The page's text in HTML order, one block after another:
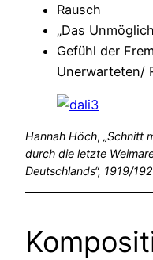
Rausch
„Das
Gefühl der
Unerwarteten/
Hannah Höch, „Schnitt
durch die letzte
Deutschlands“, 1919/